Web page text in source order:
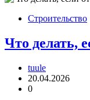
Строительство
Что делать,
tuule
20.04.2026
0